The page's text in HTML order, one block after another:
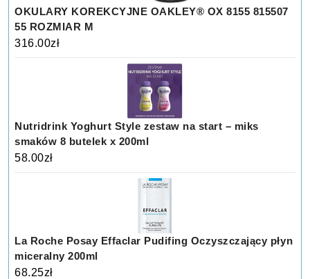
OKULARY KOREKCYJNE OAKLEY® OX 8155 815507
55 ROZMIAR M
316.00zł
Nutridrink Yoghurt Style zestaw na start – miks
smaków 8 butelek x 200ml
58.00zł
La Roche Posay Effaclar Pudifing Oczyszczający płyn
miceralny 200ml
68.25zł